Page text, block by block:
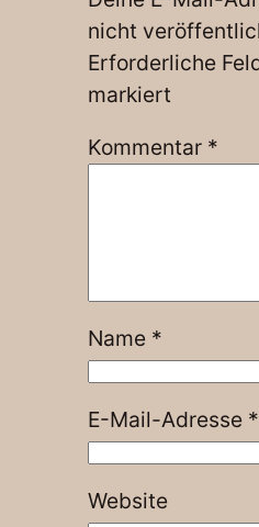
nicht
Erforderliche
markiert
Kommentar *
Name *
E-Mail-Adresse *
Website